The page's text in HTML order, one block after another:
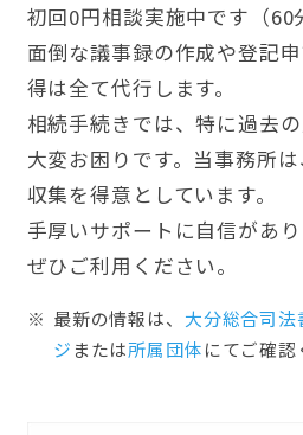
初回0円相談実施中です（60
面倒な議事録の作成や登記
得は全て代行します。
相続手続きでは、特に過去
大変お困りです。当事務所
収集を得意としています。
手厚いサポートに自信があり
ぜひご利用ください。
最新の情報は、 大分総合司
ジ または所属団体にてご確認